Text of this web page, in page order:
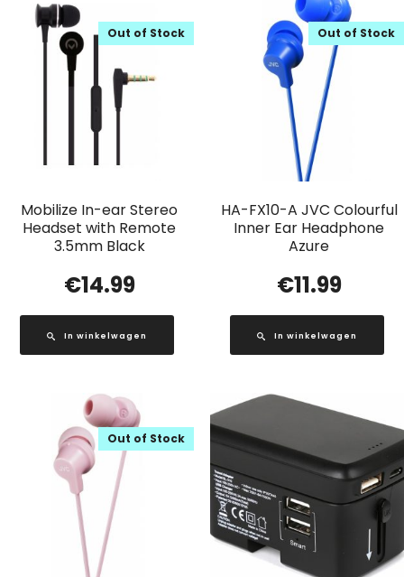
Mobilize In-ear Stereo
Headset with Remote
3.5mm Black
Out of Stock
€14.99
In winkelwagen
HA-FX10-A JVC Colourful
Inner Ear Headphone
Azure
Out of Stock
€11.99
In winkelwagen
Out of Stock